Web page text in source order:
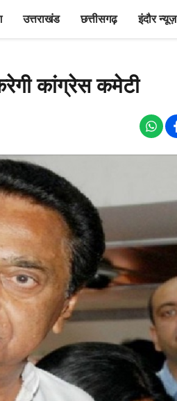
उत्तराखंड छत्तीसगढ़ इंदौर न्यूज़
कांग्रेस कमेटी